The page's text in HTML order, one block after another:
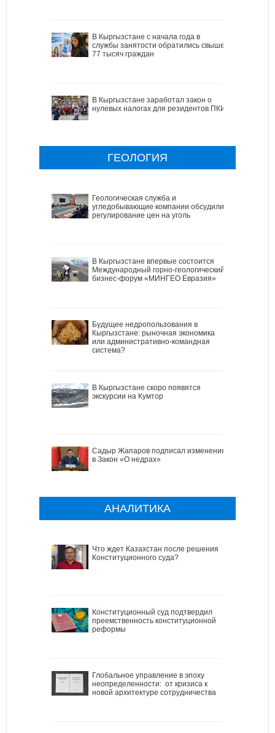
В Кыргызстане с начала года в
службы занятости обратились свыше
77 тысяч граждан
В Кыргызстане заработал закон о
нулевых налогах для резидентов ПКИ
ГЕОЛОГИЯ
Геологическая служба и
угледобывающие компании обсудили
регулирование цен на уголь
В Кыргызстане впервые состоится
Международный горно-геологический
бизнес-форум «МИНГЕО Евразия»
Будущее недропользования в
Кыргызстане: рыночная экономика
или административно-командная
система?
В Кыргызстане скоро появятся
экскурсии на Кумтор
Садыр Жапаров подписал изменения
в Закон «О недрах»
АНАЛИТИКА
Что ждет Казахстан после решения
Конституционного суда?
Конституционный суд подтвердил
преемственность конституционной
реформы
Глобальное управление в эпоху
неопределенности: от кризиса к
новой архитектуре сотрудничества